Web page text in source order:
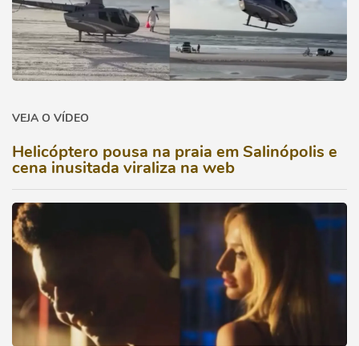
VEJA O VÍDEO
Helicóptero pousa na praia em Salinópolis e
cena inusitada viraliza na web